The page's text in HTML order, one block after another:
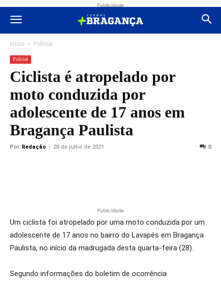
Publicidade
Início Polícial
Polícial
Ciclista é atropelado por
moto conduzida por
adolescente de 17 anos em
Bragança Paulista
Por Redação - 28 de julho de 2021 0
Publicidade
Um ciclista foi atropelado por uma moto conduzida por um
adolescente de 17 anos no bairro do Lavapés em Bragança
Paulista, no início da madrugada desta quarta-feira (28).
Segundo informações do boletim de ocorrência